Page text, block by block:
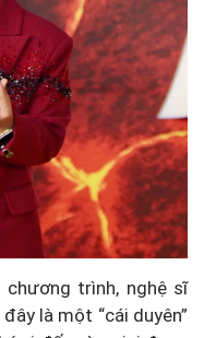
trình, nghệ sĩ
là một “cái duyên”